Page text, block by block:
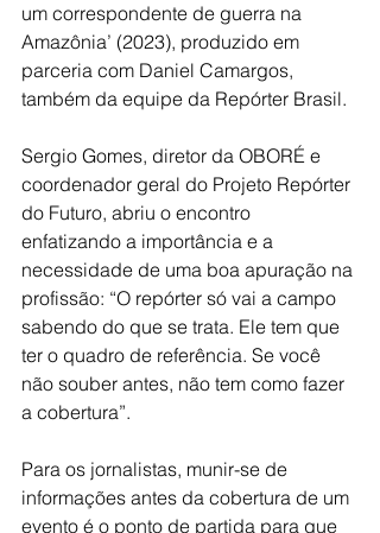
um correspondente de guerra na
Amazônia’ (2023), produzido em
parceria com Daniel Camargos,
também da equipe da Repórter Brasil.
Sergio Gomes, diretor da OBORÉ e
coordenador geral do Projeto Repórter
do Futuro, abriu o encontro
enfatizando a importância e a
necessidade de uma boa apuração na
profissão: “O repórter só vai a campo
sabendo do que se trata. Ele tem que
ter o quadro de referência. Se você
não souber antes, não tem como fazer
a cobertura”.
Para os jornalistas, munir-se de
informações antes da cobertura de um
evento é o ponto de partida para que